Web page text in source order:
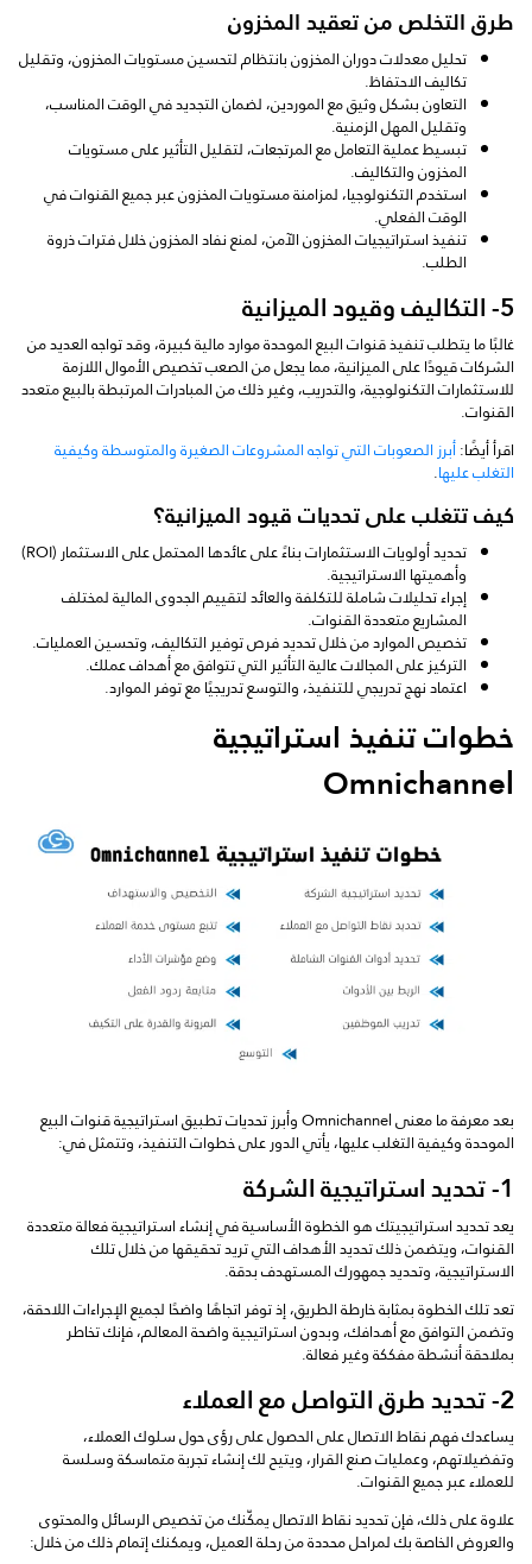
طرق التخلص من تعقيد المخزون
تحليل معدلات دوران المخزون بانتظام لتحسين مستويات المخزون، وتقليل
تكاليف الاحتفاظ.
التعاون بشكل وثيق مع الموردين، لضمان التجديد في الوقت المناسب،
وتقليل المهل الزمنية.
تبسيط عملية التعامل مع المرتجعات، لتقليل التأثير على مستويات
المخزون والتكاليف.
استخدم التكنولوجيا، لمزامنة مستويات المخزون عبر جميع القنوات في
الوقت الفعلي.
تنفيذ استراتيجيات المخزون الآمن، لمنع نفاد المخزون خلال فترات ذروة
الطلب.
5- التكاليف وقيود الميزانية
غالبًا ما يتطلب تنفيذ قنوات البيع الموحدة موارد مالية كبيرة، وقد تواجه العديد من
الشركات قيودًا على الميزانية، مما يجعل من الصعب تخصيص الأموال اللازمة
للاستثمارات التكنولوجية، والتدريب، وغير ذلك من المبادرات المرتبطة بالبيع متعدد
القنوات.
اقرأ أيضًا:أبرز الصعوبات التي تواجه المشروعات الصغيرة والمتوسطة وكيفية
التغلب عليها.
كيف تتغلب على تحديات قيود الميزانية؟
تحديد أولويات الاستثمارات بناءً على عائدها المحتمل على الاستثمار (ROI)
وأهميتها الاستراتيجية.
إجراء تحليلات شاملة للتكلفة والعائد لتقييم الجدوى المالية لمختلف
المشاريع متعددة القنوات.
تخصيص الموارد من خلال تحديد فرص توفير التكاليف، وتحسين العمليات.
التركيز على المجالات عالية التأثير التي تتوافق مع أهداف عملك.
اعتماد نهج تدريجي للتنفيذ، والتوسع تدريجيًا مع توفر الموارد.
خطوات تنفيذ استراتيجية
Omnichannel
بعد معرفة ما معنى Omnichannel وأبرز تحديات تطبيق استراتيجية قنوات البيع
الموحدة وكيفية التغلب عليها، يأتي الدور على خطوات التنفيذ، وتتمثل في:
1- تحديد استراتيجية الشركة
يعد تحديد استراتيجيتك هو الخطوة الأساسية في إنشاء استراتيجية فعالة متعددة
القنوات، ويتضمن ذلك تحديد الأهداف التي تريد تحقيقها من خلال تلك
الاستراتيجية، وتحديد جمهورك المستهدف بدقة.
تعد تلك الخطوة بمثابة خارطة الطريق، إذ توفر اتجاهًا واضحًا لجميع الإجراءات اللاحقة،
وتضمن التوافق مع أهدافك، وبدون استراتيجية واضحة المعالم، فإنك تخاطر
بملاحقة أنشطة مفككة وغير فعالة.
2- تحديد طرق التواصل مع العملاء
يساعدك فهم نقاط الاتصال على الحصول على رؤى حول سلوك العملاء،
وتفضيلاتهم، وعمليات صنع القرار، ويتيح لك إنشاء تجربة متماسكة وسلسة
للعملاء عبر جميع القنوات.
علاوة على ذلك، فإن تحديد نقاط الاتصال يمكّنك من تخصيص الرسائل والمحتوى
والعروض الخاصة بك لمراحل محددة من رحلة العميل، ويمكنك إتمام ذلك من خلال: